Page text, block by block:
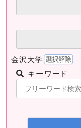
金沢大学
キーワード